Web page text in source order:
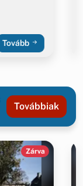
Tovább
Továbbiak
Zárva